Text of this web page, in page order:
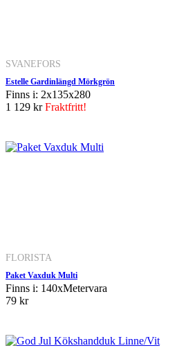
SVANEFORS
Estelle Gardinlängd Mörkgrön
Finns i: 2x135x280
1 129 krFraktfritt!
FLORISTA
Paket Vaxduk Multi
Finns i: 140xMetervara
79 kr